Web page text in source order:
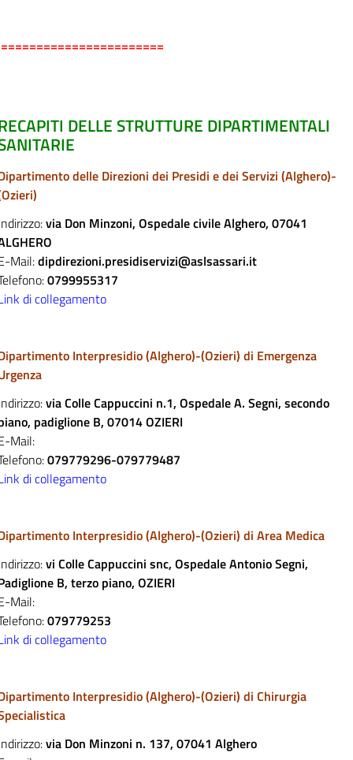
DELLE STRUTTURE DIPARTIMENTALI
delle Direzioni dei Presidi e dei Servizi (Alghero)-
via Don Minzoni, Ospedale civile Alghero, 07041
Mail:dipdirezioni.presidiservizi@aslsassari.it
0799955317
di collegamento
Interpresidio (Alghero)-(Ozieri) di Emergenza
via Colle Cappuccini n.1, Ospedale A. Segni, secondo
padiglione B, 07014 OZIERI
Mail:
079779296-079779487
di collegamento
Interpresidio (Alghero)-(Ozieri) di Area Medica
vi Colle Cappuccini snc, Ospedale Antonio Segni,
B, terzo piano, OZIERI
Mail:
079779253
di collegamento
Interpresidio (Alghero)-(Ozieri) di Chirurgia
via Don Minzoni n. 137, 07041 Alghero